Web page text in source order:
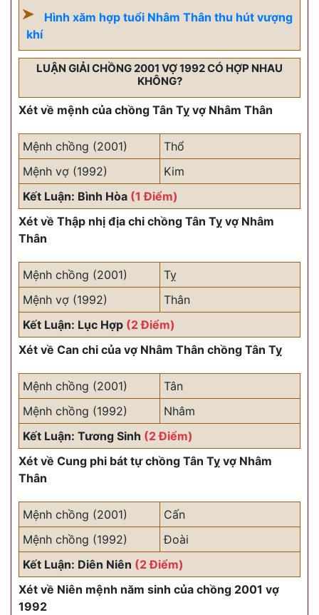
Hình xăm hợp tuổi Nhâm Thân thu hút vượng
khí
LUẬN GIẢI CHỒNG 2001 VỢ 1992 CÓ HỢP NHAU
KHÔNG?
Xét về mệnh của chồng Tân Tỵ vợ Nhâm Thân
Mệnh chồng (2001)
Thổ
Mệnh vợ (1992)
Kim
Kết Luận: Bình Hòa (1 Điểm)
Xét về Thập nhị địa chi chồng Tân Tỵ vợ Nhâm
Thân
Mệnh chồng (2001)
Tỵ
Mệnh vợ (1992)
Thân
Kết Luận: Lục Hợp (2 Điểm)
Xét về Can chi của vợ Nhâm Thân chồng Tân Tỵ
Mệnh chồng (2001)
Tân
Mệnh chồng (1992)
Nhâm
Kết Luận: Tương Sinh (2 Điểm)
Xét về Cung phi bát tự chồng Tân Tỵ vợ Nhâm
Thân
Mệnh chồng (2001)
Cấn
Mệnh chồng (1992)
Đoài
Kết Luận: Diên Niên (2 Điểm)
Xét về Niên mệnh năm sinh của chồng 2001 vợ
1992